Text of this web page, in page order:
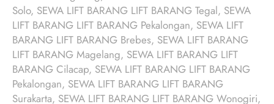
Solo, SEWA LIFT BARANG LIFT BARANG Tegal, SEWA
LIFT BARANG LIFT BARANG Pekalongan, SEWA LIFT
BARANG LIFT BARANG Brebes, SEWA LIFT BARANG
LIFT BARANG Magelang, SEWA LIFT BARANG LIFT
BARANG Cilacap, SEWA LIFT BARANG LIFT BARANG
Pekalongan, SEWA LIFT BARANG LIFT BARANG
Surakarta, SEWA LIFT BARANG LIFT BARANG Wonogiri,